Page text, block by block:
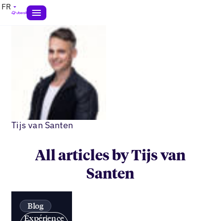
FR
Tijs van Santen
All articles by Tijs van
Santen
Blog
Expérience